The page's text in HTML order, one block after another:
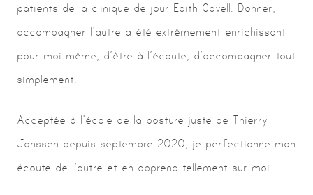
patients de la clinique de jour Edith Cavell. Donner,
accompagner l’autre a été extrêmement enrichissant
pour moi même, d’être à l’écoute, d’accompagner tout
simplement.
Acceptée à l’école de la posture juste de Thierry
Janssen depuis septembre 2020, je perfectionne mon
écoute de l’autre et en apprend tellement sur moi.